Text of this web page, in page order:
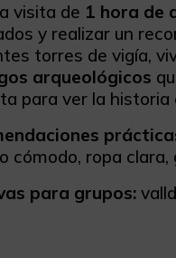
visita de 1 hora de
y realizar un
torres de vigía,
arqueológicos
para ver la historia
cómodo, ropa
para grupos: